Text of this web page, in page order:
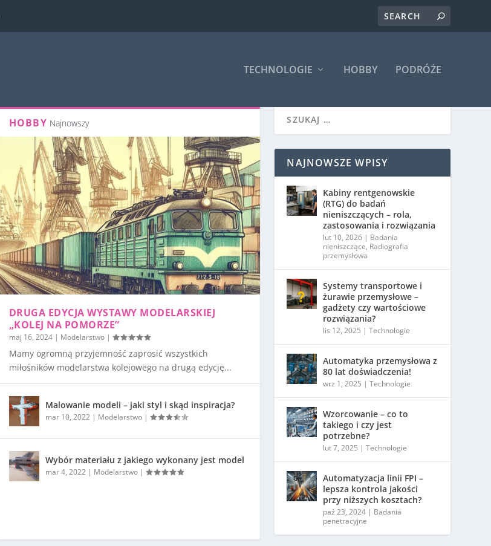
TECHNOLOGIE HOBBY PODRÓŻE
HOBBY Najnowszy
DRUGA EDYCJA WYSTAWY MODELARSKIEJ
„KOLEJ NA POMORZE”
maj 16, 2024| Modelarstwo|
Mamy ogromną przyjemność zaprosić wszystkich
miłośników modelarstwa kolejowego na drugą edycję...
Malowanie modeli – jaki styl i skąd inspiracja?
mar 10, 2022 | Modelarstwo|
Wybór materiału z jakiego wykonany jest model
mar 4, 2022 | Modelarstwo|
NAJNOWSZE WPISY
Kabiny rentgenowskie
(RTG) do badań
nieniszczących – rola,
zastosowania i rozwiązania
lut 10, 2026 | Badania
nieniszczące, Radiografia
przemysłowa
Systemy transportowe i
żurawie przemysłowe –
gadżety czy wartościowe
rozwiązania?
lis 12, 2025 |Technologie
Automatyka przemysłowa z
80 lat doświadczenia!
wrz 1, 2025 |Technologie
Wzorcowanie – co to
takiego i czy jest
potrzebne?
lut 7, 2025 |Technologie
Automatyzacja linii FPI –
lepsza kontrola jakości
przy niższych kosztach?
paź 23, 2024 | Badania
penetracyjne